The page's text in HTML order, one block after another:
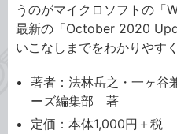
うのがマイクロソフトの「
最新の「October 2020
いこなしまでをわかりやす
著者：法林岳之・一ヶ谷
ーズ編集部 著
定価：本体1,000円＋税